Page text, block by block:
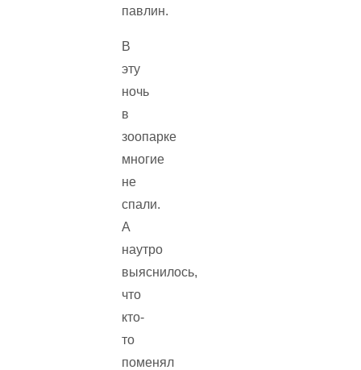
павлин.
В
эту
ночь
в
зоопарке
многие
не
спали.
А
наутро
выяснилось,
что
кто-
то
поменял